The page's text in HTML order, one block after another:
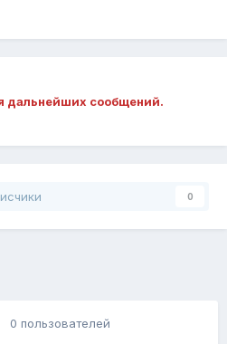
дальнейших сообщений.
0
0 пользователей